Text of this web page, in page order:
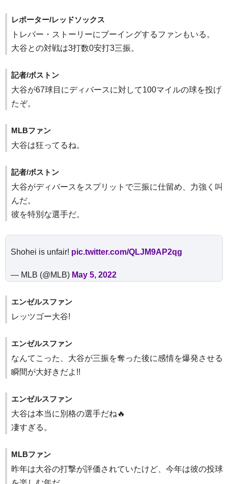
レポーター/レッドソックス
トレバー・ストーリーにブーイングするファンもいる。
大谷との対戦は3打数0安打3三振。
記者/ボストン
大谷が67球目にディバースに対して100マイルの球を投げ
たぞ。
MLBファン
大谷は狂ってるね。
記者/ボストン
大谷がディバースをスプリットで三振に仕留め、力強く叫
んだ。
彼を特別な選手だ。
Shohei is unfair! pic.twitter.com/QLJM9AP2qg
— MLB (@MLB) May 5, 2022
エンゼルスファン
レッツゴー大谷!
エンゼルスファン
なんてこった、大谷が三振を奪った後に感情を爆発させる
瞬間が大好きだよ!!
エンゼルスファン
大谷は本当に別格の選手だね🔥
凄すぎる。
MLBファン
昨年は大谷の打撃が評価されていたけど、今年は彼の投球